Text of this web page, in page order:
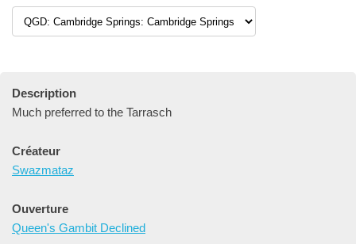
Description
Much preferred to the Tarrasch
Créateur
Swazmataz
Ouverture
Queen's Gambit Declined